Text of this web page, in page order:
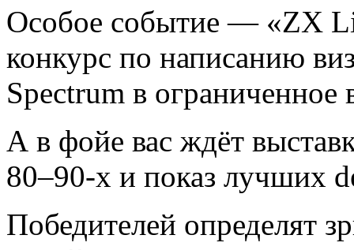
Особое событие — «ZX
конкурс по написанию
Spectrum в
А в фойе вас ждёт
80–90-х и показ лучших
Победителей определят